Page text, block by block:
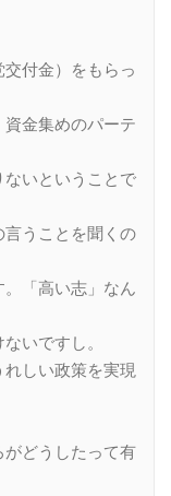
交付金）をもらっ
金集めのパーテ
いということで
うことを聞くの
「高い志」なん
いですし。
しい政策を実現
がどうしたって有